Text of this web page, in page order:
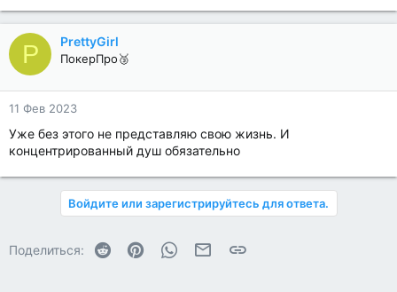
P PrettyGirl
ПокерПро🥉
11 Фев 2023
Уже без этого не представляю свою жизнь. И
концентрированный душ обязательно
Войдите или зарегистрируйтесь для ответа.
Поделиться: Reddit PinterestWhatsAppЭлектронная почта
Ссылка